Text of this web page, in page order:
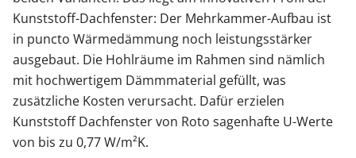
Kunststoff-Dachfenster: Der Mehrkammer-Aufbau ist
in puncto Wärmedämmung noch leistungsstärker
ausgebaut. Die Hohlräume im Rahmen sind nämlich
mit hochwertigem Dämmmaterial gefüllt, was
zusätzliche Kosten verursacht. Dafür erzielen
Kunststoff Dachfenster von Roto sagenhafte U-Werte
von bis zu 0,77 W/m²K.